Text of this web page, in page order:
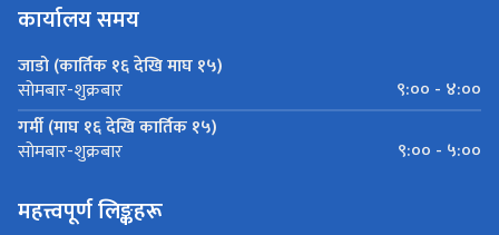
कार्यालय समय
जाडो (कार्तिक १६ देखि माघ १५)
सोमबार-शुक्रबार
९:०० - ४:००
गर्मी (माघ १६ देखि कार्तिक १५)
सोमबार-शुक्रबार ९:०० - ५:००
महत्त्वपूर्ण लिङ्कहरू